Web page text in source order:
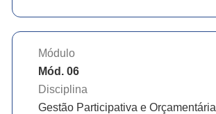
Módulo
Mód. 06
Disciplina
Gestão Participativa e Orçamentária